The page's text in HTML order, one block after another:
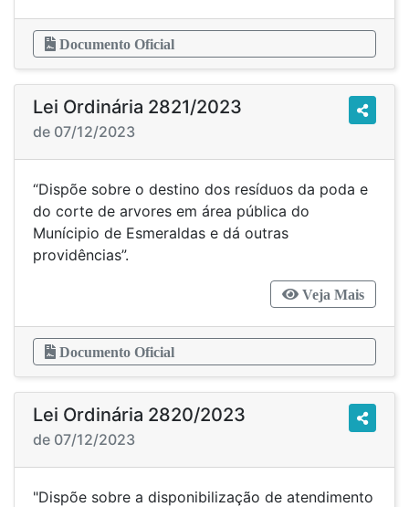
Documento Oficial
Lei Ordinária 2821/2023
de 07/12/2023
“Dispõe sobre o destino dos resíduos da poda e
do corte de arvores em área pública do
Munícipio de Esmeraldas e dá outras
providências”.
Veja Mais
Documento Oficial
Lei Ordinária 2820/2023
de 07/12/2023
"Dispõe sobre a disponibilização de atendimento